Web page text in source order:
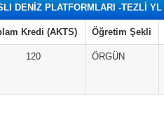
DENİZ PLATFORMLARI -TEZLİ YL
Kredi (AKTS) Öğretim Şekli
120 ÖRGÜN